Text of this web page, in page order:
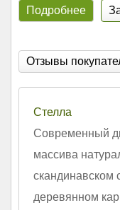
Подробнее
Отзывы
Стелла
Современный
массива
скандинавском
деревянном